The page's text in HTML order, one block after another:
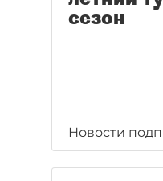
сезон
Новости